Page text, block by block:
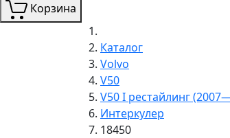
Корзина
Каталог
Volvo
V50
V50 I рестайлинг
Интеркулер
18450